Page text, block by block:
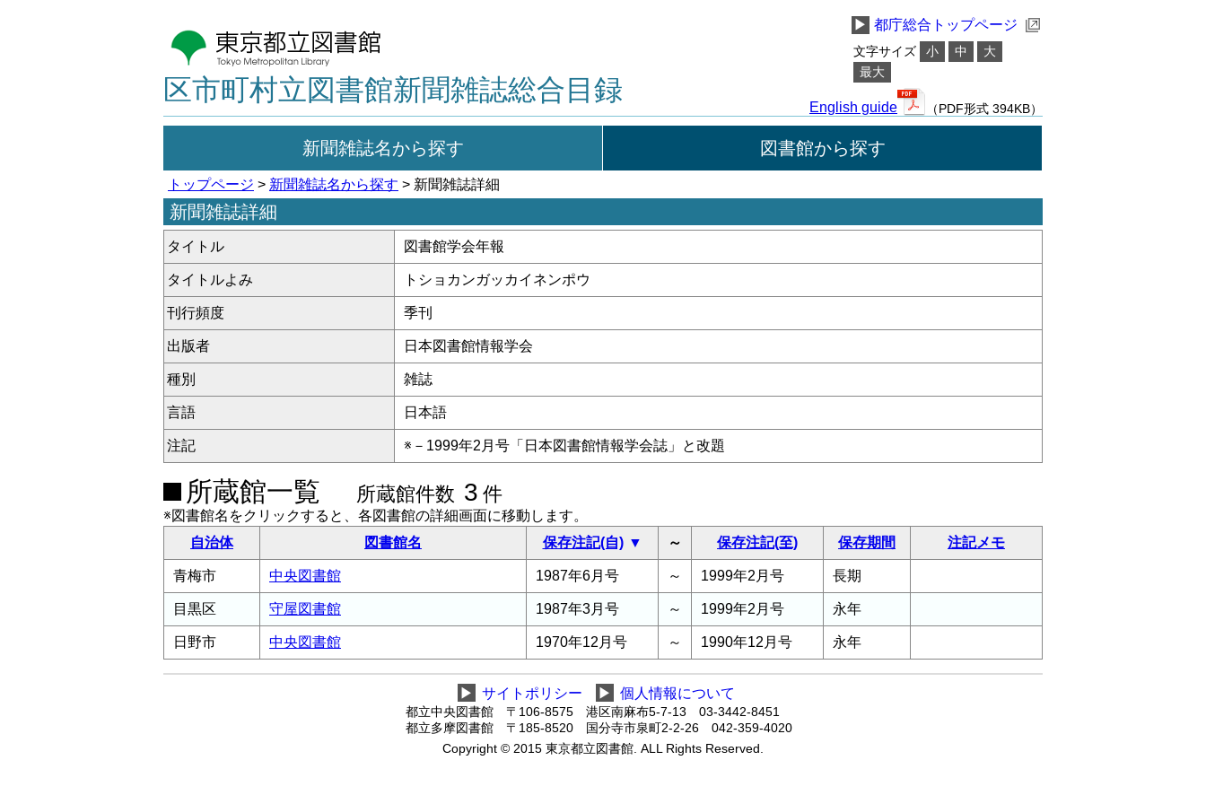
区市町村立図書館新聞雑誌総合目録
▶ 都庁総合トップページ
文字サイズ 小 中
大
最大
English guide （PDF形式 394KB）
新聞雑誌名から探す 図書館から探す
トップページ > 新聞雑誌名から探す > 新聞雑誌詳細
新聞雑誌詳細
タイトル 図書館学会年報
タイトルよみ トショカンガッカイネンポウ
刊行頻度 季刊
出版者 日本図書館情報学会
種別 雑誌
言語 日本語
注記 ※－1999年2月号「日本図書館情報学会誌」と改題
所蔵館一覧 所蔵館件数 3 件
※図書館名をクリックすると、各図書館の詳細画面に移動します。
自治体
図書館名 保存注記(自) ～ 保存注記(至) 保存期間 注記メモ
青梅市 中央図書館 1987年6月号 ～ 1999年2月号 長期
目黒区 守屋図書館 1987年3月号 ～ 1999年2月号 永年
日野市 中央図書館 1970年12月号 ～ 1990年12月号 永年
▶ サイトポリシー ▶ 個人情報について
都立中央図書館 〒106-8575 港区南麻布5-7-13 03-3442-8451
都立多摩図書館 〒185-8520 国分寺市泉町2-2-26 042-359-4020
Copyright © 2015 東京都立図書館. ALL Rights Reserved.